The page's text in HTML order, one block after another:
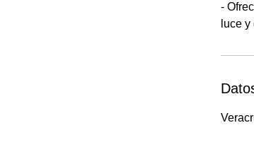
-
luce